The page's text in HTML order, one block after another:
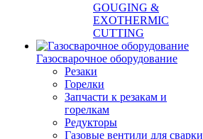
GOUGING &
EXOTHERMIC
CUTTING
Газосварочное оборудование
Резаки
Горелки
Запчасти к резакам и
горелкам
Редукторы
Газовые вентили для сварки